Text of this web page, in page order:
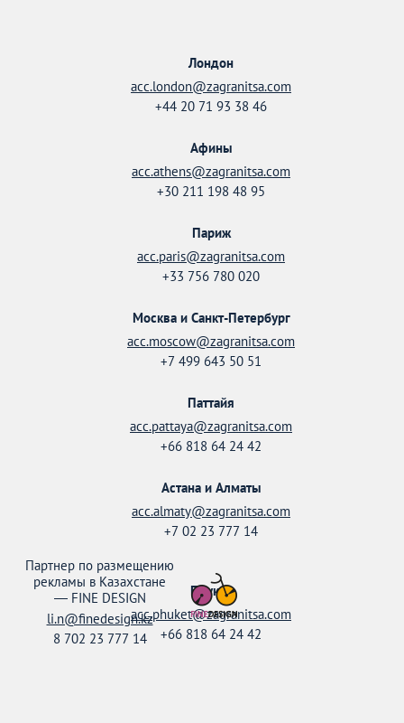
Лондон
acc.london@zagranitsa.com
+44 20 71 93 38 46
Афины
acc.athens@zagranitsa.com
+30 211 198 48 95
Париж
acc.paris@zagranitsa.com
+33 756 780 020
Москва и Санкт-Петербург
acc.moscow@zagranitsa.com
+7 499 643 50 51
Паттайя
acc.pattaya@zagranitsa.com
+66 818 64 24 42
Астана и Алматы
acc.almaty@zagranitsa.com
+7 02 23 777 14
Партнер по размещению
рекламы в Казахстане
— FINE DESIGN
li.n@finedesign.kz
8 702 23 777 14
Пхукет
acc.phuket@zagranitsa.com
+66 818 64 24 42